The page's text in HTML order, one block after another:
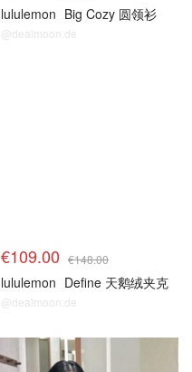
lululemon Big Cozy 圆领衫
@dealmoon.de
€109.00 €148.00
lululemon Define 天鹅绒夹克
@dealmoon.de